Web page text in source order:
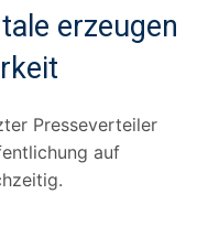
erzeugen
Presseverteiler
auf